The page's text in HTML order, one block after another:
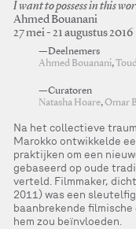
I want to possess in this
Ahmed Bouanani
27 mei - 21 augustus 2016
—Deelnemers
Ahmed Bouanani,
—Curatoren
Natasha Hoare,Omar
Na het collectieve
Marokko ontwikkelde
praktijken om een
gebaseerd op oude
verteld. Filmmaker,
2011) was een
baanbrekende
hem zou beïnvloeden.